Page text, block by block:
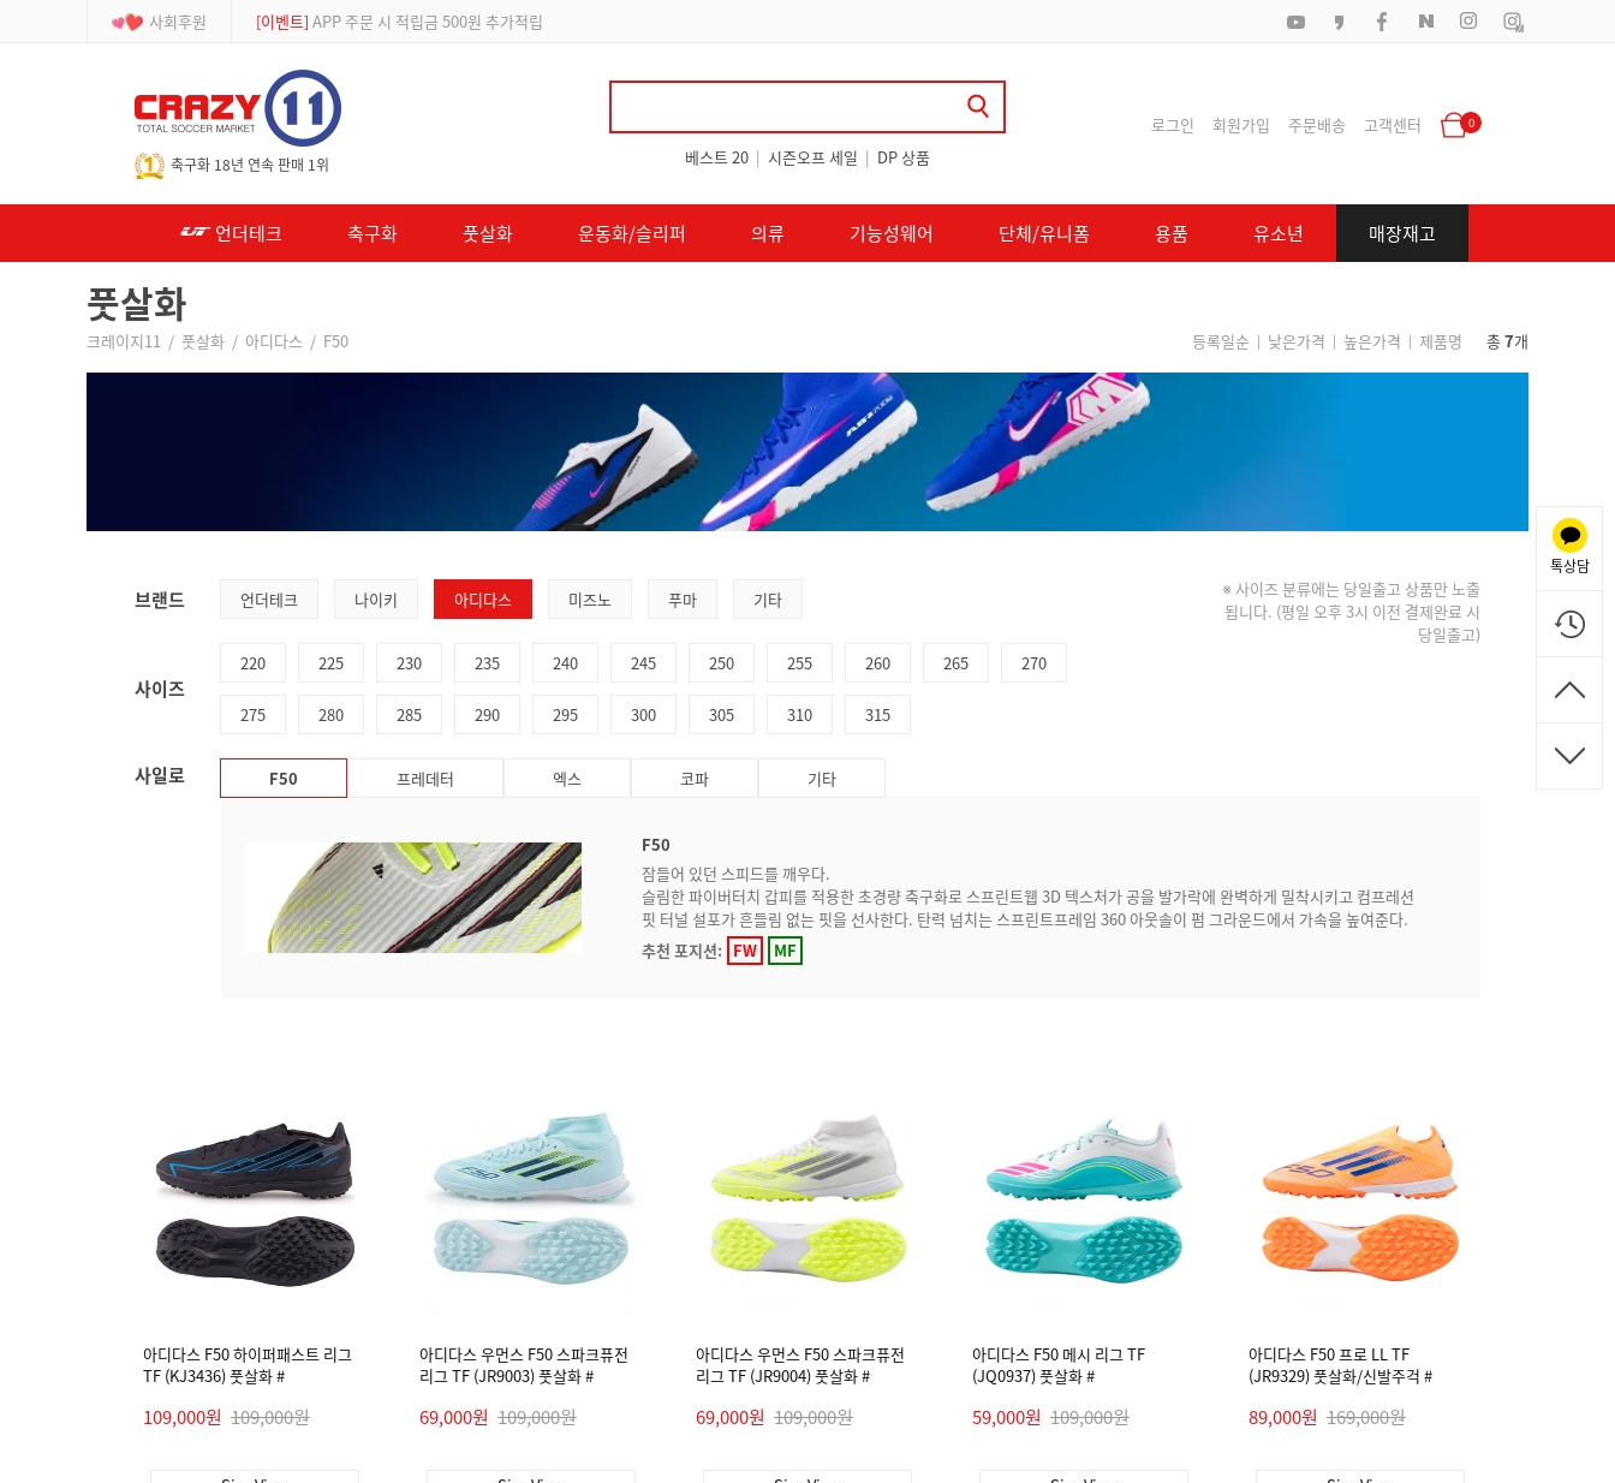
사회후원 [등급제] 회원가입 시 최대 2% 적립 및 할인 쿠폰 지급
축구화 18년 연속 판매 1위 베스트 20 | 시즌오프 세일 | DP 상품
로그인 회원가입 주문배송 고객센터 0
언더테크 축구화 풋살화 운동화/슬리퍼 의류 기능성웨어 단체/유니폼 용품 유소년 매장재고
풋살화
크레이지11 / 풋살화 / 아디다스 / F50 등록일순 | 낮은가격 | 높은가격 | 제품명 총7개
브랜드 언더테크 나이키 아디다스 미즈노 푸마 기타
사이즈
220 225 230 235 240 245 250 255 260 265 270
275 280 285 290 295 300 305 310 315
사일로 F50 프레데터 엑스 코파 기타
F50
잠들어 있던 스피드를 깨우다.
슬림한 파이버터치 갑피를 적용한 초경량 축구화로 스프린트웹 3D 텍스처가 공을 발가락에 완벽하게 밀착시키고 컴프레션
핏 터널 설포가 흔들림 없는 핏을 선사한다. 탄력 넘치는 스프린트프레임 360 아웃솔이 펌 그라운드에서 가속을 높여준다.
추천 포지션: FW MF
※ 사이즈 분류에는 당일출고 상품만 노출
됩니다. (평일 오후 3시 이전 결제완료 시
당일출고)
아디다스 F50 하이퍼패스트 리그
TF (KJ3436) 풋살화 #
109,000원 109,000원
아디다스 우먼스 F50 스파크퓨전
리그 TF (JR9003) 풋살화 #
69,000원 109,000원
아디다스 우먼스 F50 스파크퓨전
리그 TF (JR9004) 풋살화 #
69,000원 109,000원
아디다스 F50 메시 리그 TF
(JQ0937) 풋살화 #
59,000원 109,000원
아디다스 F50 프로 LL TF
(JR9329) 풋살화/신발주걱 #
89,000원 169,000원
톡상담